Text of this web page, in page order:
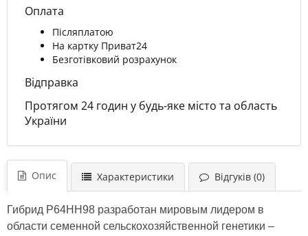
Оплата
Післяплатою
На картку Приват24
Безготівковий розрахунок
Відправка
Протягом 24 годин у будь-яке місто та область
України
Опис Характеристики Відгуків (0)
Гибрид P64HH98 разработан мировым лидером в
области семенной сельскохозяйственной генетики –